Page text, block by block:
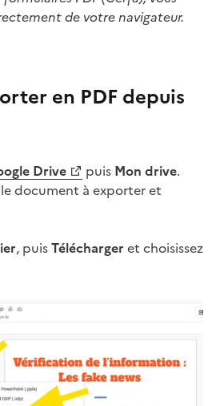
de votre navigateur.
en PDF depuis
Drive puis Mon drive.
document à exporter et
, puisTélécharger et choisissez